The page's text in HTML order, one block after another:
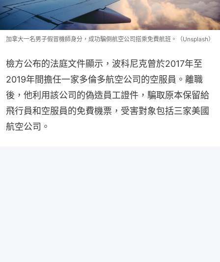
加拿大一名男子假冒機師身分，成功騙倒航空公司搭乘免費航班。（Unsplash）
檢方公布的法庭文件顯示，波科尼克曾於2017年至
2019年間擔任一家多倫多航空公司的空服員。離職
後，他利用該公司的偽造員工證件，騙取原本保留給
飛行員和空服員的免費機票，受害對象包括三家美國
航空公司。